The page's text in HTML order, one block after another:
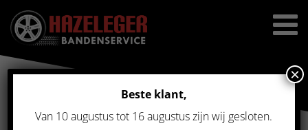
Home>Algemene voorwaarden
Beste klant,
Van 10 augustus tot 16 augustus zijn wij gesloten.
×